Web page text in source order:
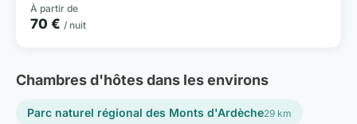
À partir de
70 € / nuit
Chambres d'hôtes dans les environs
Parc naturel régional des Monts d'Ardèche29 km